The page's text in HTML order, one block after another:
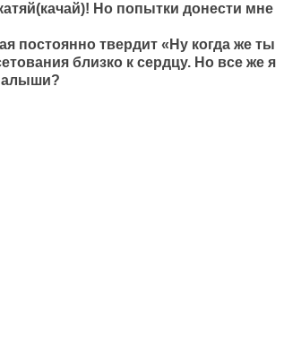
Но попытки донести мне
постоянно твердит «Ну когда же ты
близко к сердцу. Но все же я